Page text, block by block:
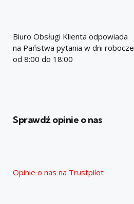
Biuro Obsługi Klienta odpowiada
na Państwa pytania w dni robocze
od 8:00 do 18:00
Sprawdź opinie o nas
Opinie o nas na Trustpilot